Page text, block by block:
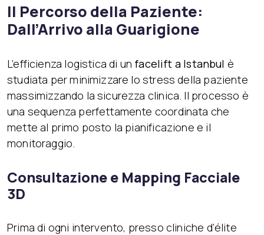
Il Percorso della Paziente:
Dall’Arrivo alla Guarigione
L’efficienza logistica di un facelift a Istanbul è
studiata per minimizzare lo stress della paziente
massimizzando la sicurezza clinica. Il processo è
una sequenza perfettamente coordinata che
mette al primo posto la pianificazione e il
monitoraggio.
Consultazione e Mapping Facciale
3D
Prima di ogni intervento, presso cliniche d’élite